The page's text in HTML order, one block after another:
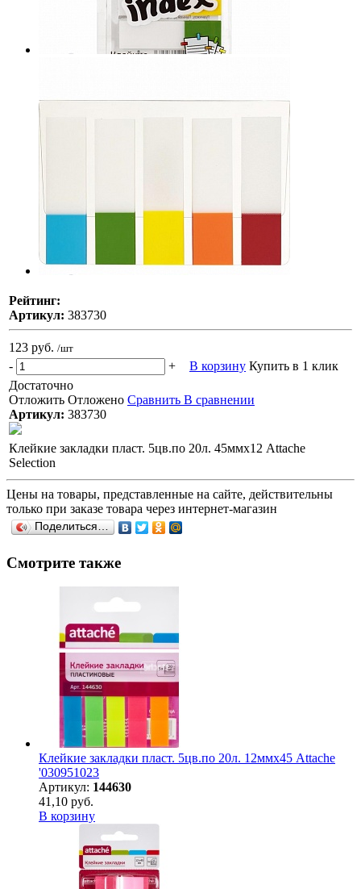
Рейтинг:
Артикул: 383730
123 руб. /шт
- + В корзину Купить в 1 клик
Достаточно
Отложить Отложено Сравнить В сравнении
Артикул: 383730
Клейкие закладки пласт. 5цв.по 20л. 45ммх12 Attache
Selection
Цены на товары, представленные на сайте, действительны
только при заказе товара через интернет-магазин
Поделиться…
Смотрите также
Клейкие закладки пласт. 5цв.по 20л. 12ммх45 Attache
'030951023
Артикул: 144630
41,10 руб.
В корзину